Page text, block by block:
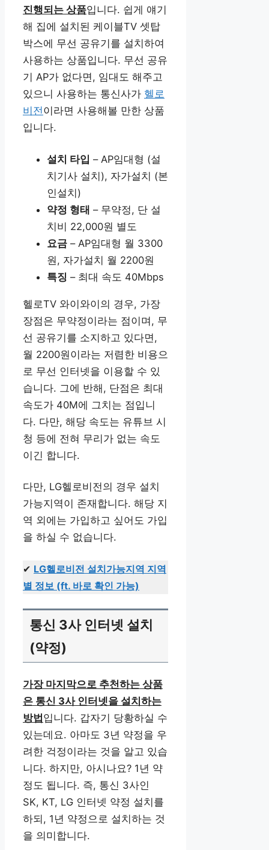
진행되는 상품입니다. 쉽게 얘기
해 집에 설치된 케이블TV 셋탑
박스에 무선 공유기를 설치하여
사용하는 상품입니다. 무선 공유
기 AP가 없다면, 임대도 해주고
있으니 사용하는 통신사가 헬로
비전이라면 사용해볼 만한 상품
입니다.
설치 타입 – AP임대형 (설
치기사 설치), 자가설치 (본
인설치)
약정 형태 – 무약정, 단 설
치비 22,000원 별도
요금 – AP임대형 월 3300
원, 자가설치 월 2200원
특징 – 최대 속도 40Mbps
헬로TV 와이와이의 경우, 가장
장점은 무약정이라는 점이며, 무
선 공유기를 소지하고 있다면,
월 2200원이라는 저렴한 비용으
로 무선 인터넷을 이용할 수 있
습니다. 그에 반해, 단점은 최대
속도가 40M에 그치는 점입니
다. 다만, 해당 속도는 유튜브 시
청 등에 전혀 무리가 없는 속도
이긴 합니다.
다만, LG헬로비전의 경우 설치
가능지역이 존재합니다. 해당 지
역 외에는 가입하고 싶어도 가입
을 하실 수 없습니다.
✔ LG헬로비전 설치가능지역 지역
별 정보 (ft. 바로 확인 가능)
통신 3사 인터넷 설치
(약정)
가장 마지막으로 추천하는 상품
은 통신 3사 인터넷을 설치하는
방법입니다. 갑자기 당황하실 수
있는데요. 아마도 3년 약정을 우
려한 걱정이라는 것을 알고 있습
니다. 하지만, 아시나요? 1년 약
정도 됩니다. 즉, 통신 3사인
SK, KT, LG 인터넷 약정 설치를
하되, 1년 약정으로 설치하는 것
을 의미합니다.